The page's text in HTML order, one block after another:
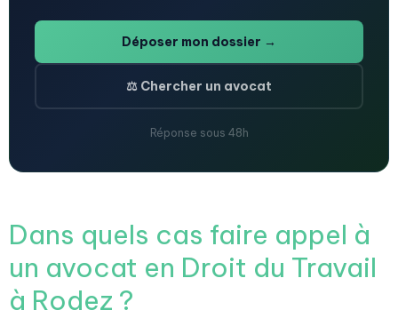
Déposer mon dossier →
⚖️ Chercher un avocat
Réponse sous 48h
Dans quels cas faire appel à
un avocat en Droit du Travail
à Rodez ?